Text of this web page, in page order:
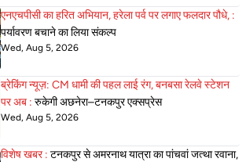
एनएचपीसी का हरित अभियान, हरेला पर्व पर लगाए फलदार पौधे, :
पर्यावरण बचाने का लिया संकल्प
Wed, Aug 5, 2026
ब्रेकिंग न्यूज़: CM धामी की पहल लाई रंग, बनबसा रेलवे स्टेशन
पर अब : रुकेगी अछनेरा–टनकपुर एक्सप्रेस
Wed, Aug 5, 2026
विशेष खबर : टनकपुर से अमरनाथ यात्रा का पांचवां जत्था रवाना,